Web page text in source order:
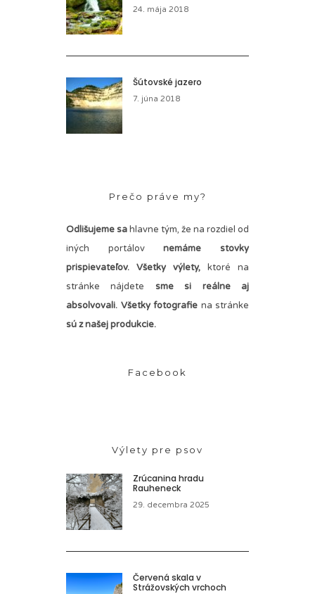
24. mája 2018
Šútovské jazero
7. júna 2018
Prečo práve my?
Odlišujeme sahlavne tým, že na rozdiel od
iných portálovnemáme stovky
prispievateľov. Všetky výlety, ktoré na
stránke nájdete sme si reálne aj
absolvovali. Všetky fotografie na stránke
sú z našej produkcie.
Facebook
Výlety pre psov
Zrúcanina hradu
Rauheneck
29. decembra 2025
Červená skala v
Strážovských vrchoch